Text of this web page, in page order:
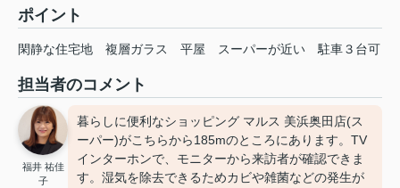
ポイント
閑静な住宅地 複層ガラス 平屋 スーパーが近い 駐車３台可
担当者のコメント
福井 祐佳
子
暮らしに便利なショッピング マルス 美浜奥田店(ス
ーパー)がこちらから185mのところにあります。TV
インターホンで、モニターから来訪者が確認できま
す。湿気を除去できるためカビや雑菌などの発生が